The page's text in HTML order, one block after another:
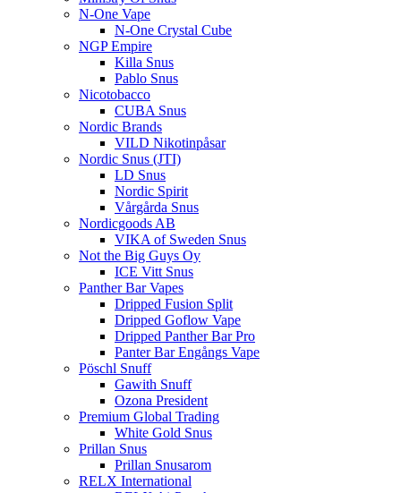
N-One Vape
N-One Crystal Cube
NGP Empire
Killa Snus
Pablo Snus
Nicotobacco
CUBA Snus
Nordic Brands
VILD Nikotinpåsar
Nordic Snus (JTI)
LD Snus
Nordic Spirit
Vårgårda Snus
Nordicgoods AB
VIKA of Sweden Snus
Not the Big Guys Oy
ICE Vitt Snus
Panther Bar Vapes
Dripped Fusion Split
Dripped Goflow Vape
Dripped Panther Bar Pro
Panter Bar Engångs Vape
Pöschl Snuff
Gawith Snuff
Ozona President
Premium Global Trading
White Gold Snus
Prillan Snus
Prillan Snusarom
RELX International